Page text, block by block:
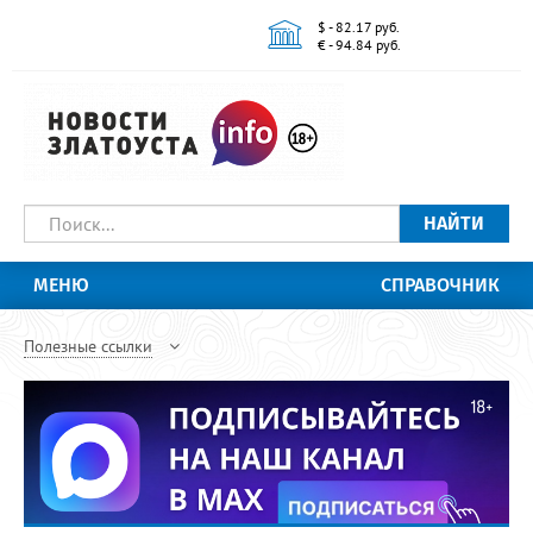
$ - 82.17 руб.
€ - 94.84 руб.
НАЙТИ
МЕНЮ СПРАВОЧНИК
Полезные ссылки